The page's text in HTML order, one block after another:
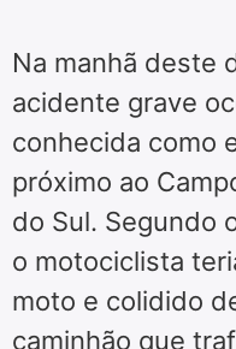
Na manhã deste
acidente grave
conhecida como
próximo ao
do Sul. Segundo
o motociclista
moto e colidido
caminhão que